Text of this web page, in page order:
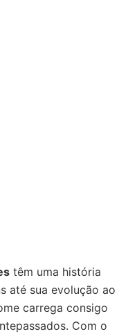
têm uma história
até sua evolução ao
carrega consigo
Com o